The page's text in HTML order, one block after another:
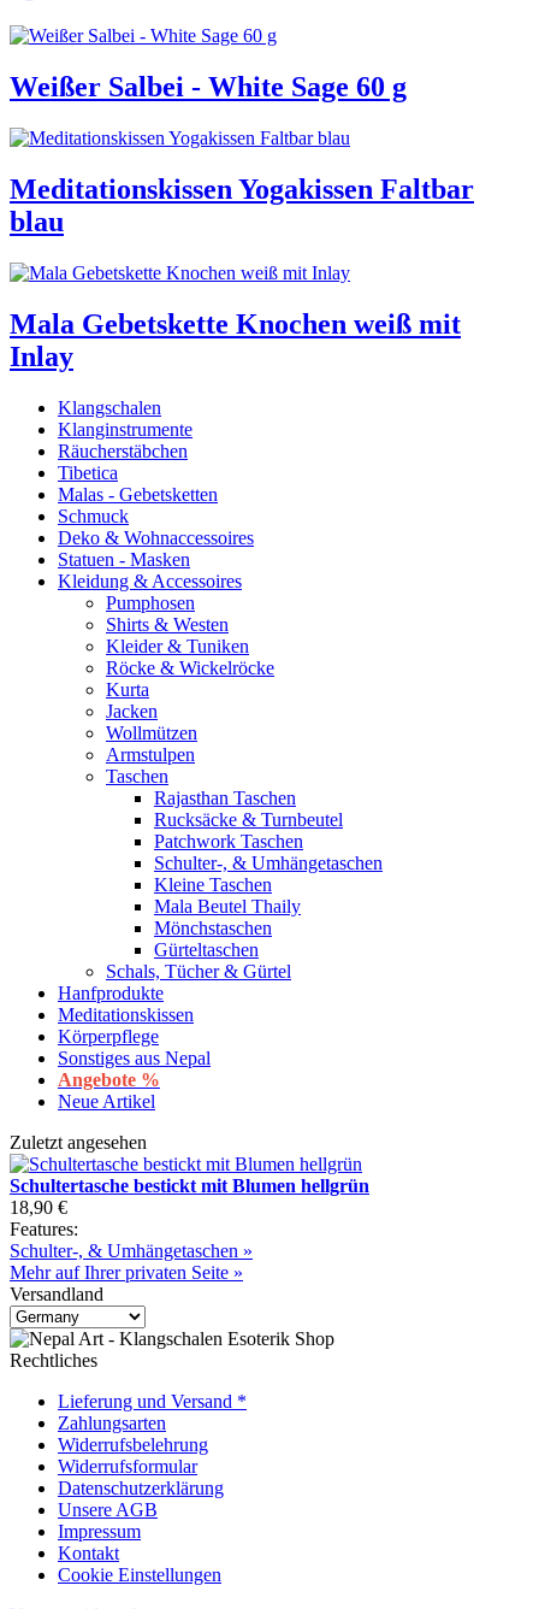
Weißer Salbei - White Sage 60 g
Meditationskissen Yogakissen Faltbar
blau
Mala Gebetskette Knochen weiß mit
Inlay
Klangschalen
Klanginstrumente
Räucherstäbchen
Tibetica
Malas - Gebetsketten
Schmuck
Deko & Wohnaccessoires
Statuen - Masken
Kleidung & Accessoires
Pumphosen
Shirts & Westen
Kleider & Tuniken
Röcke & Wickelröcke
Kurta
Jacken
Wollmützen
Armstulpen
Taschen
Rajasthan Taschen
Rucksäcke & Turnbeutel
Patchwork Taschen
Schulter-, & Umhängetaschen
Kleine Taschen
Mala Beutel Thaily
Mönchstaschen
Gürteltaschen
Schals, Tücher & Gürtel
Hanfprodukte
Meditationskissen
Körperpflege
Sonstiges aus Nepal
Angebote %
Neue Artikel
Zuletzt angesehen
Schultertasche bestickt mit Blumen hellgrün
18,90 €
Features:
Schulter-, & Umhängetaschen »
Mehr auf Ihrer privaten Seite »
Versandland
Rechtliches
Lieferung und Versand *
Zahlungsarten
Widerrufsbelehrung
Widerrufsformular
Datenschutzerklärung
Unsere AGB
Impressum
Kontakt
Cookie Einstellungen